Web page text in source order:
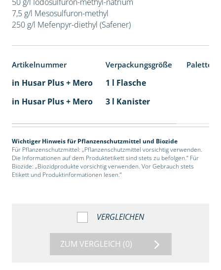
50 g/l Iodosulfuron-methyl-natrium
7,5 g/l Mesosulfuron-methyl
250 g/l Mefenpyr-diethyl (Safener)
Artikelnummer Verpackungsgröße
in Husar Plus + Mero
1 l Flasche
in Husar Plus + Mero
3 l Kanister
Wichtiger Hinweis für Pflanzenschutzmittel und Biozide
Für Pflanzenschutzmittel: „Pflanzenschutzmittel vorsichtig verwenden.
Die Informationen auf dem Produktetikett sind stets zu befolgen.“ Für
Biozide: „Biozidprodukte vorsichtig verwenden. Vor Gebrauch stets
Etikett und Produktinformationen lesen.“
VERGLEICHEN
ZUM VERGLEICH (0)